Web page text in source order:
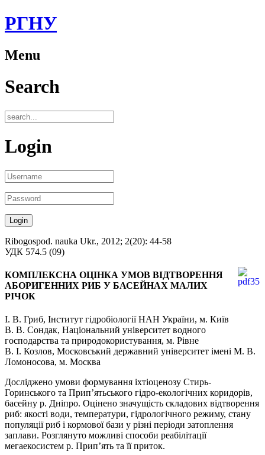
РГНУ
Menu
Search
Login
Ribogospod. nauka Ukr., 2012; 2(20): 44-58
УДК 574.5 (09)
КОМПЛЕКСНА ОЦІНКА УМОВ ВІДТВОРЕННЯ
АБОРИГЕННИХ РИБ У БАСЕЙНАХ МАЛИХ
РІЧОК
І. В. Гриб, Інститут гідробіології НАН України, м. Київ
В. В. Сондак, Національний університет водного
господарства та природокористування, м. Рівне
В. І. Козлов, Московський державний університет імені М. В.
Ломоносова, м. Москва
Досліджено умови формування іхтіоценозу Стирь-
Горинського та Прип’ятьського гідро-екологічних коридорів,
басейну р. Дніпро. Оцінено значущість складових відтворення
риб: якості води, температури, гідрологічного режиму, стану
популяції риб і кормової бази у різні періоди затоплення
заплави. Розглянуто можливі способи реабілітації
мегаекосистем р. Прип’ять та її приток.